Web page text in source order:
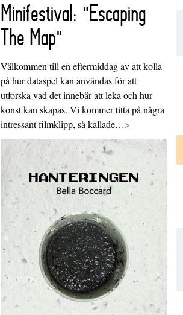
Minifestival: "Escaping
The Map"
Välkommen till en eftermiddag av att kolla
på hur dataspel kan användas för att
utforska vad det innebär att leka och hur
konst kan skapas. Vi kommer titta på några
intressant filmklipp, så kallade…>